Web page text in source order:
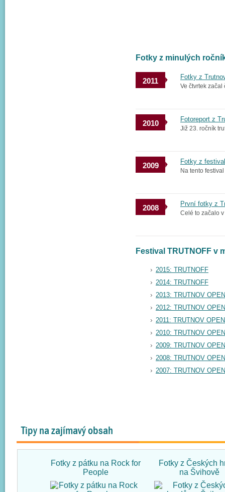
Fotky z minulých
2011 Fotky z
Ve čtvrtek začal
2010 Fotoreport z
Již 23. ročník
2009 Fotky z
Na tento
2008 První fotky z
Celé to začalo
Festival TRUTNOFF v
2015: TRUTNOFF
2014: TRUTNOFF
2013: TRUTNOV
2012: TRUTNOV
2011: TRUTNOV
2010: TRUTNOV
2009: TRUTNOV
2008: TRUTNOV
2007: TRUTNOV
Tipy na zajímavý obsah
Fotky z pátku na Rock for
People
Fotky z Českých
na Švihově